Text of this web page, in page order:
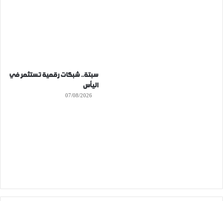
سبتة.. شبكات رقمية تستثمر في
اليأس
07/08/2026